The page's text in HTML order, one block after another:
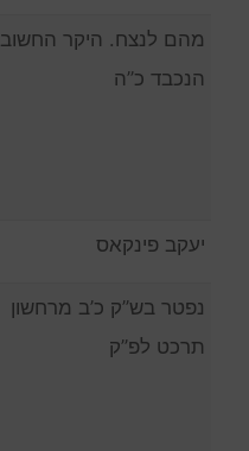
מהם לנצח. היקר החשוב
הנכבד כ”ה
יעקב פינקאס
נפטר בש”ק כ’ב מרחשון
תרכט לפ”ק